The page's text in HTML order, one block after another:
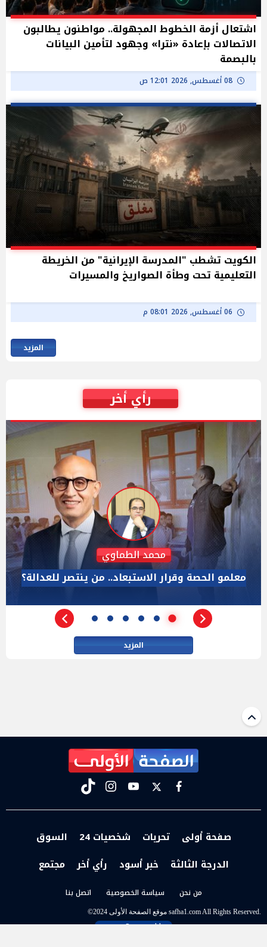
اشتعال أزمة الخطوط المجهولة.. مواطنون يطالبون
الاتصالات بإعادة «نترا» وجهود لتأمين البيانات
بالبصمة
08 أغسطس, 2026 12:01 ص
الكويت تشطب "المدرسة الإيرانية" من الخريطة
التعليمية تحت وطأة الصواريخ والمسيرات
06 أغسطس, 2026 08:01 م
المزيد
رأي أخر
رائد الديب
حين يصبح الصدق لعنة.. "كاسندرا" من المختبر إلى البيت
المزيد
facebook
twitter
youtube
instagram
tiktok
صفحة أولى تحريات شخصيات 24
السوق
الدرجة الثالثة
خبر أسود رأي أخر مجتمع
من نحن سياسة الخصوصية اتصل بنا
©2024 موقع الصفحة الأولى safha1.com All Rights Reserved.
Powered by